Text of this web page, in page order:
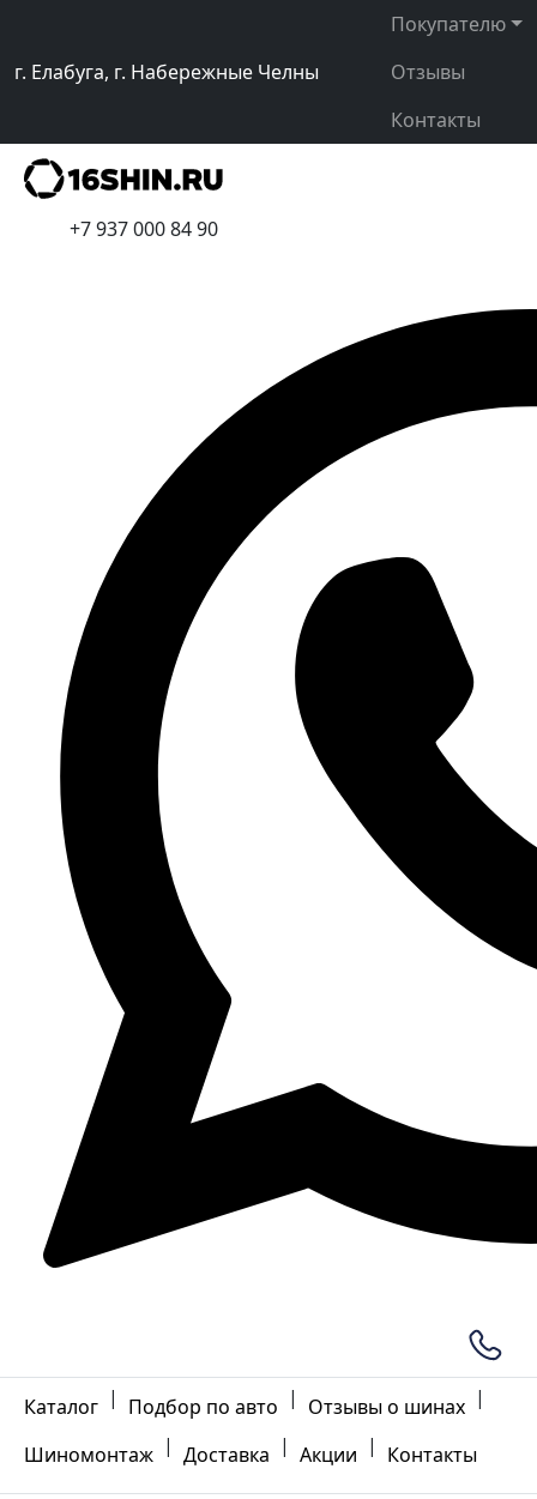
г. Елабуга, г. Набережные Челны
Покупателю
Отзывы
Контакты
+7 937 000 84 90
Каталог | Подбор по авто | Отзывы о шинах |
Шиномонтаж | Доставка | Акции | Контакты